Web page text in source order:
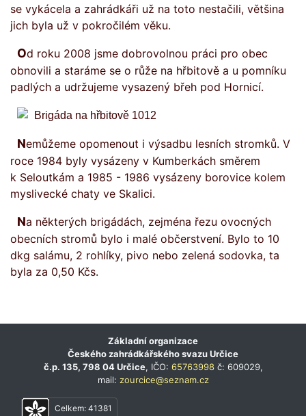
se vykácela a zahrádkáři už na toto nestačili, většina
jich byla už v pokročilém věku.
Od roku 2008 jsme dobrovolnou práci pro obec
obnovili a staráme se o růže na hřbitově a u pomníku
padlých a udržujeme vysazený břeh pod Hornicí.
Nemůžeme opomenout i výsadbu lesních stromků. V
roce 1984 byly vysázeny v Kumberkách směrem
k Seloutkám a 1985 - 1986 vysázeny borovice kolem
myslivecké chaty ve Skalici.
Na některých brigádách, zejména řezu ovocných
obecních stromů bylo i malé občerstvení. Bylo to 10
dkg salámu, 2 rohlíky, pivo nebo zelená sodovka, ta
byla za 0,50 Kčs.
Základní organizace
Českého zahrádkářského svazu Určice
č.p. 135, 798 04 Určice, IČO: 65763998č: 609029,
mail: zourcice@seznam.cz
Celkem: 41381